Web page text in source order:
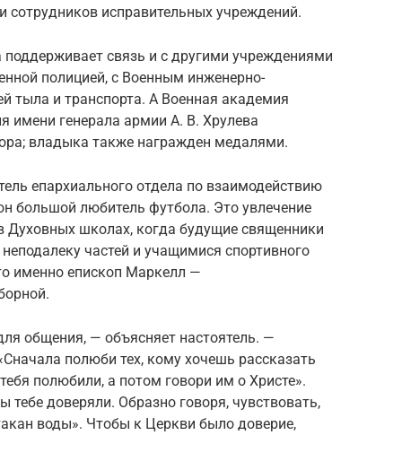
сотрудников исправительных учреждений.
связь и с другими учреждениями
полицией, с Военным инженерно-
тыла и транспорта. А Военная академия
имени генерала армии А. В. Хрулева
владыка также награжден медалями.
епархиального отдела по взаимодействию
большой любитель футбола. Это увлечение
Духовных школах, когда будущие священники
частей и учащимися спортивного
именно епископ Маркелл —
общения, — объясняет настоятель. —
полюби тех, кому хочешь рассказать
полюбили, а потом говори им о Христе».
тебе доверяли. Образно говоря, чувствовать,
воды». Чтобы к Церкви было доверие,